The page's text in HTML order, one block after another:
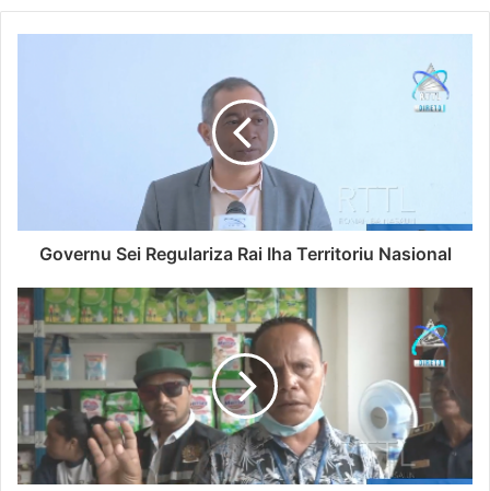
Governu Sei Regulariza Rai Iha Territoriu Nasional